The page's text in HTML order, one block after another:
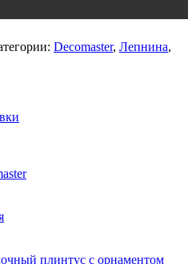
Decomaster, Лепнина,
плинтус с орнаментом